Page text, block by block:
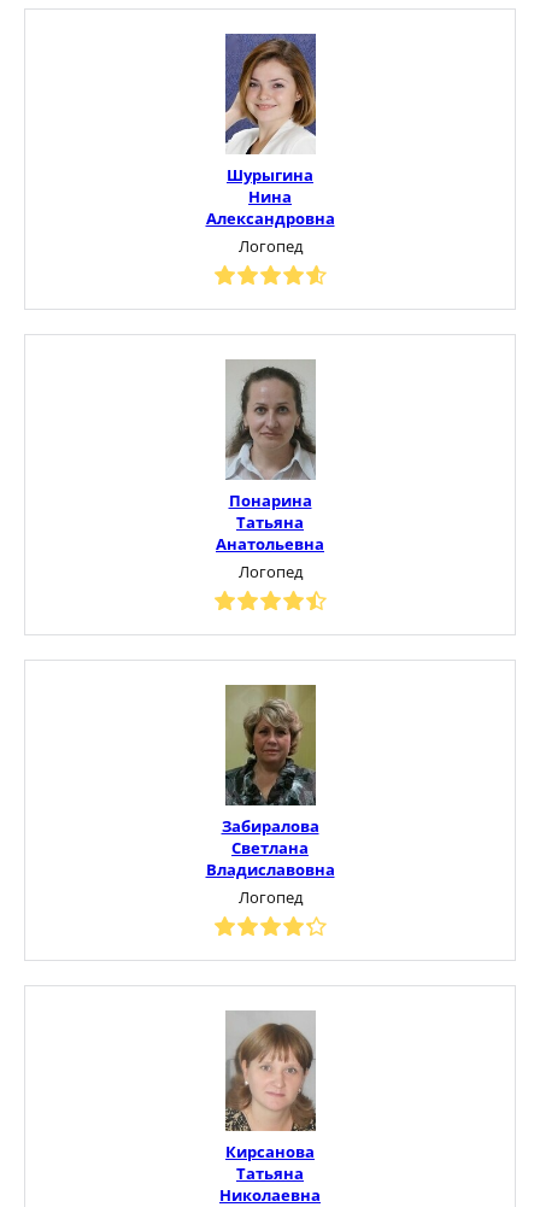
Шурыгина
Нина
Александровна
Логопед
Понарина
Татьяна
Анатольевна
Логопед
Забиралова
Светлана
Владиславовна
Логопед
Кирсанова
Татьяна
Николаевна